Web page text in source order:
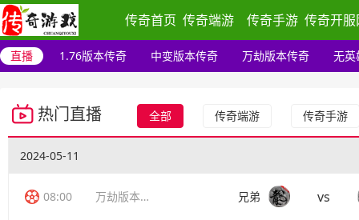
传奇首页 传奇端游 传奇手游 传奇开
直播 1.76版本传奇 中变版本传奇 万劫版本传奇 无英
热门直播 全部 传奇端游 传奇手游
2024-05-11
08:00 万劫版本传奇 兄弟 vs